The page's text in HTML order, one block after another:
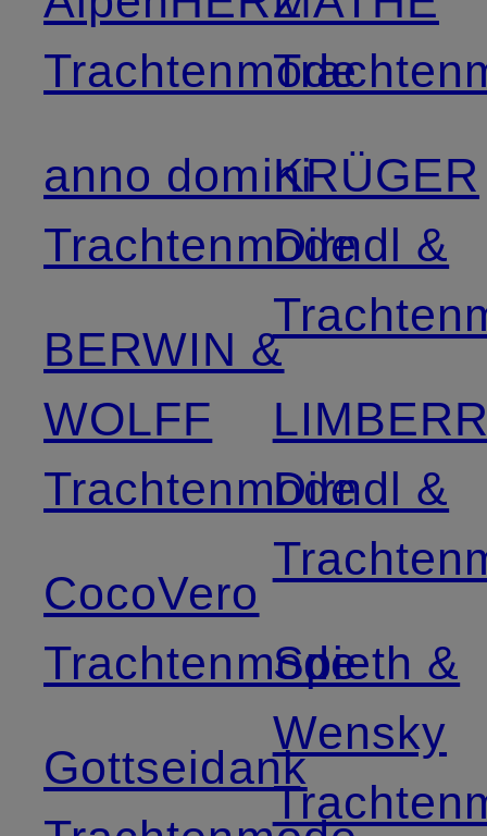
Trachtenmode
anno domini
Trachtenmode
BERWIN &
WOLFF
Trachtenmode
CocoVero
Trachtenmode
Gottseidank
KRÜGER
Dirndl &
Dirndl &
Spieth &
Wensky